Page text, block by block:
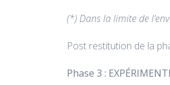
(*) Dans la limite de
Post restitution de la
Phase 3 :